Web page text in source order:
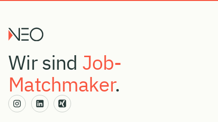
Wir sind Job-
Matchmaker.